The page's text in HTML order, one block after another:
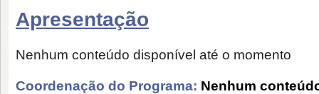
Apresentação
Nenhum conteúdo disponível até o momento
Coordenação do Programa: Nenhum